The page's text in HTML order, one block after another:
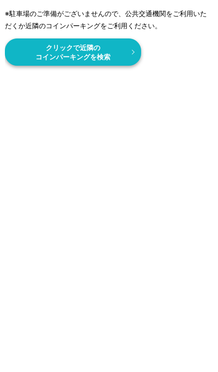
※駐車場のご準備がございませんので、公共交通機関をご利用いた
だくか近隣のコインパーキングをご利用ください。
クリックで近隣の
コインパーキングを検索